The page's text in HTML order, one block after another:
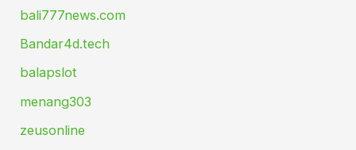
bali777news.com
Bandar4d.tech
balapslot
menang303
zeusonline